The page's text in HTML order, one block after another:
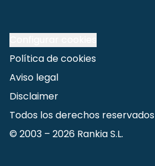
Política de cookies
Aviso legal
Disclaimer
Todos los derechos reservados
© 2003 – 2026 Rankia S.L.